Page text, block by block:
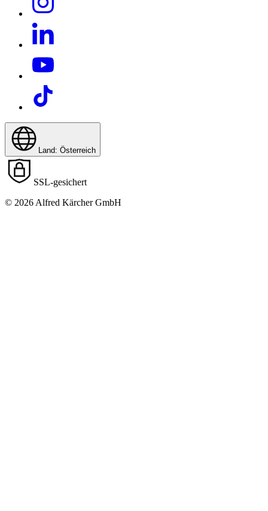
Land: Österreich
SSL-gesichert
© 2026 Alfred Kärcher GmbH